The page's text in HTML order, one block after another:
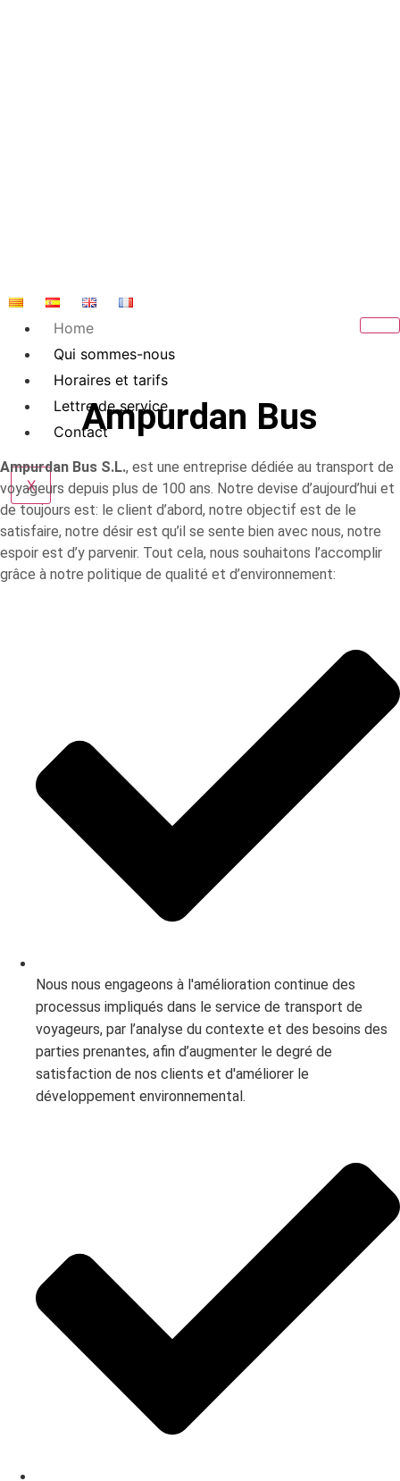
Home
Qui sommes-nous
Horaires et tarifs
Lettre de service
Contact
X
Ampurdan Bus
Ampurdan Bus S.L., est une entreprise dédiée au transport de
voyageurs depuis plus de 100 ans. Notre devise d’aujourd’hui et
de toujours est: le client d’abord, notre objectif est de le
satisfaire, notre désir est qu’il se sente bien avec nous, notre
espoir est d’y parvenir. Tout cela, nous souhaitons l’accomplir
grâce à notre politique de qualité et d’environnement:
Nous nous engageons à l'amélioration continue des
processus impliqués dans le service de transport de
voyageurs, par l’analyse du contexte et des besoins des
parties prenantes, afin d’augmenter le degré de
satisfaction de nos clients et d'améliorer le
développement environnemental.